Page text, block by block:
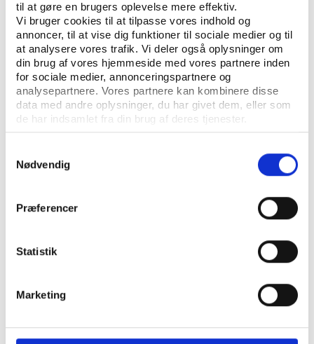
til at gøre en brugers oplevelse mere effektiv.
Vi bruger cookies til at tilpasse vores indhold og
annoncer, til at vise dig funktioner til sociale medier og til
at analysere vores trafik. Vi deler også oplysninger om
din brug af vores hjemmeside med vores partnere inden
for sociale medier, annonceringspartnere og
analysepartnere. Vores partnere kan kombinere disse
data med andre oplysninger, du har givet dem, eller som
de har indsamlet fra din brug af deres tjenester.
Nødvendig
Præferencer
Statistik
Marketing
Artikler
KONTAKT OS
idan@idan.dk